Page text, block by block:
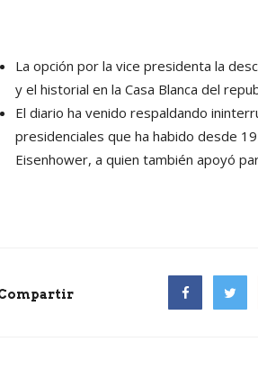
La opción por la vice presidenta la
y el historial en la Casa Blanca del
El diario ha venido respaldando
presidenciales que ha habido desde
Eisenhower, a quien también apoyó